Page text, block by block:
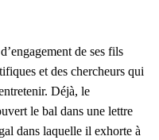
de ses fils
et des chercheurs qui
Déjà, le
le bal dans une lettre
dans laquelle il exhorte à